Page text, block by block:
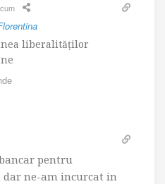
liberalităţilor
pentru
dar ne-am incurcat in